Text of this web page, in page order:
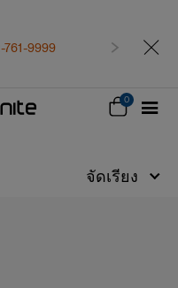
9999
รับทันที คูปองแท
ซื้อตั้ง
ถัดไป
0
จัดเรียง